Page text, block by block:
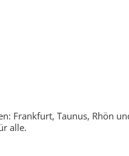
Frankfurt, Taunus, Rhön
alle.